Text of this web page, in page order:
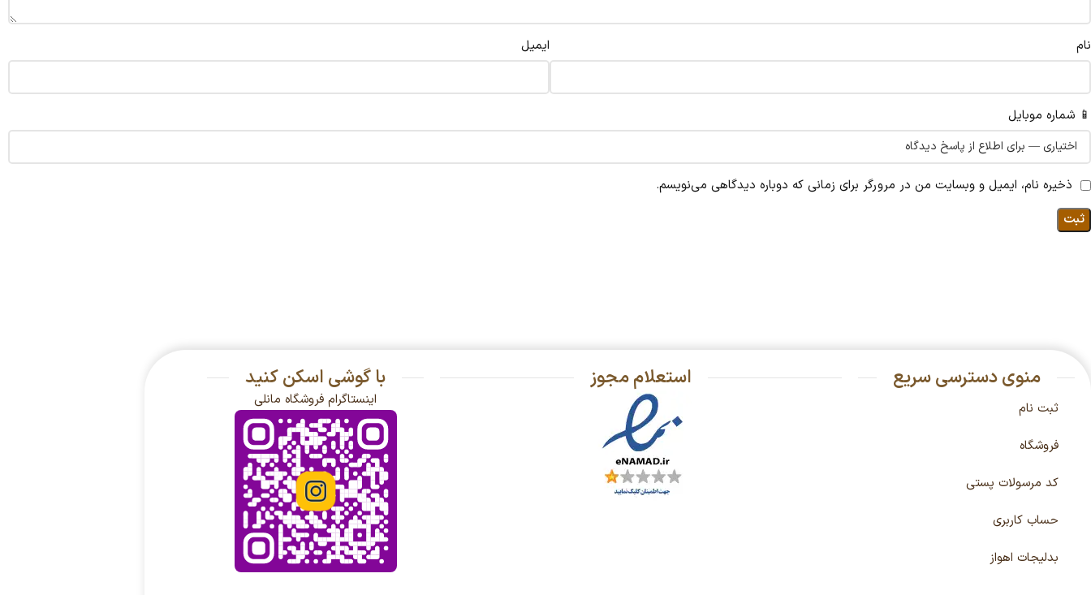
نام ایمیل
📱 شماره موبایل
ذخیره نام، ایمیل و وبسایت من در مرورگر برای زمانی که دوباره دیدگاهی می‌نویسم.
منوی دسترسی سریع
ثبت نام
فروشگاه
کد مرسولات پستی
حساب کاربری
بدلیجات اهواز
استعلام مجوز با گوشی اسکن کنید
اینستاگرام فروشگاه مانلی